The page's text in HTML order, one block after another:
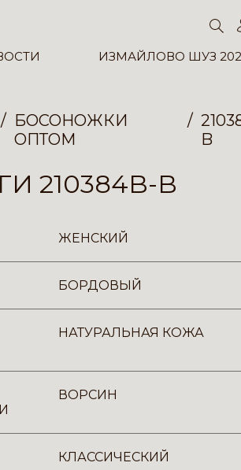
ИЗМАЙЛОВО ШУЗ
БОСОНОЖКИ
ОПТОМ
B
210384B-B
ЖЕНСКИЙ
БОРДОВЫЙ
НАТУРАЛЬНАЯ КОЖА
ВОРСИН
КЛАССИЧЕСКИЙ